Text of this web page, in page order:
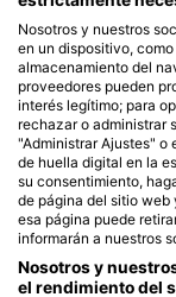
J F M A M J J A S
Dive Centers
este lugar de
ALEA Divers -
Nosotros y nuestros
en un dispositivo,
almacenamiento del
proveedores pueden
interés legítimo; para
rechazar o administrar
"Administrar Ajustes" o
de huella digital en la
su consentimiento,
de página del sitio web
esa página puede
informarán a nuestros
Nosotros y
el rendimiento del